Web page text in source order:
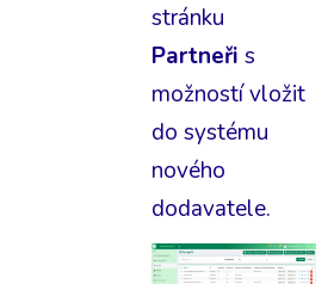
stránku
Partneři s
možností vložit
do systému
nového
dodavatele.